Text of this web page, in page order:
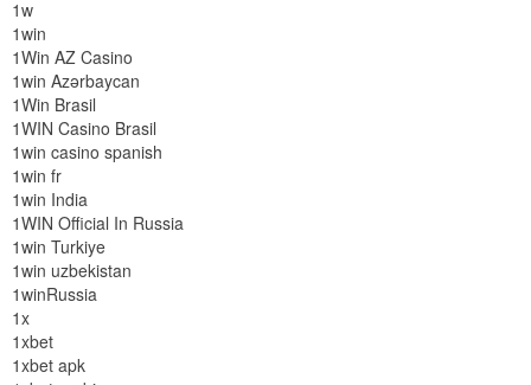
1w
1win
1Win AZ Casino
1win Azərbaycan
1Win Brasil
1WIN Casino Brasil
1win casino spanish
1win fr
1win India
1WIN Official In Russia
1win Turkiye
1win uzbekistan
1winRussia
1x
1xbet
1xbet apk